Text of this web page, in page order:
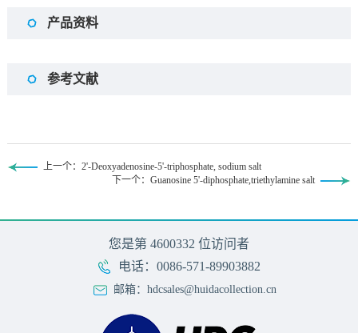
产品资料
参考文献
上一个：2'-Deoxyadenosine-5'-triphosphate, sodium salt
下一个：Guanosine 5'-diphosphate,triethylamine salt
您是第 4600332 位访问者
电话：0086-571-89903882
邮箱：hdcsales@huidacollection.cn